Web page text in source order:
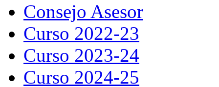
Consejo Asesor
Curso 2022-23
Curso 2023-24
Curso 2024-25